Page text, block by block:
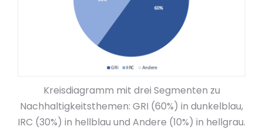
Kreisdiagramm mit drei Segmenten zu
Nachhaltigkeitsthemen: GRI (60%) in dunkelblau,
IRC (30%) in hellblau und Andere (10%) in hellgrau.